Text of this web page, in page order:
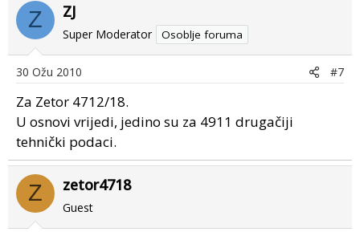
Z ZJ
Super Moderator Osoblje foruma
30 Ožu 2010 #7
Za Zetor 4712/18.
U osnovi vrijedi, jedino su za 4911 drugačiji
tehnički podaci.
Z zetor4718
Guest